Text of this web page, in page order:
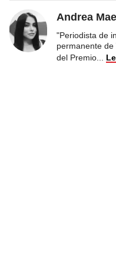
Andrea
"Periodista de
permanente
del Premio